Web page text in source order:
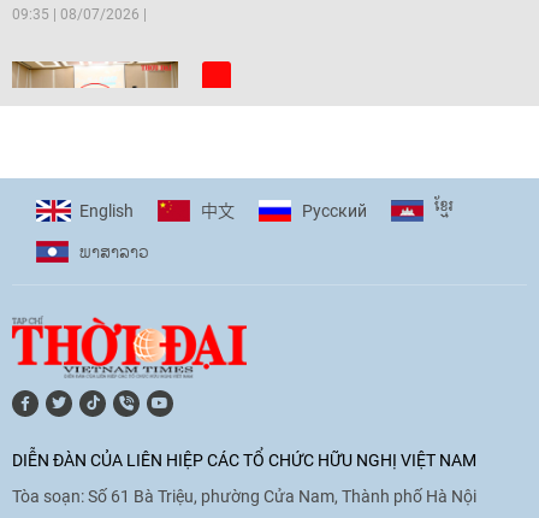
09:35 | 08/07/2026
[Video] Trẻ em Đông Á cùng kiến tạo
11:10|17/06/2026
hòa bình, hữu nghị giữa các dân tộc"
cho Đại sứ Hungary tại Việt Nam
17:25|13/06/2026
English 中文 Pусский ខ្មែរ
ພາ​ສາ​ລາວ
DIỄN ĐÀN CỦA LIÊN HIỆP CÁC TỔ CHỨC HỮU NGHỊ VIỆT NAM
Tòa soạn: Số 61 Bà Triệu, phường Cửa Nam, Thành phố Hà Nội